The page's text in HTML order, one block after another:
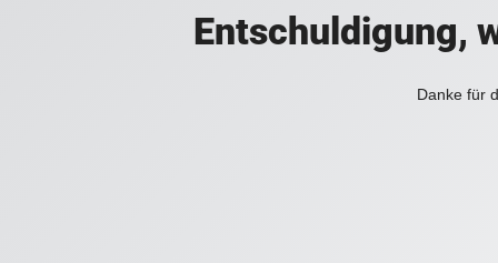
Entschuldigung,
Danke für